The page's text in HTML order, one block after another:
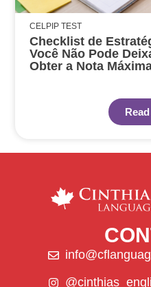
CELPIP TEST
Checklist de
Você Não Pode
Obter a Nota